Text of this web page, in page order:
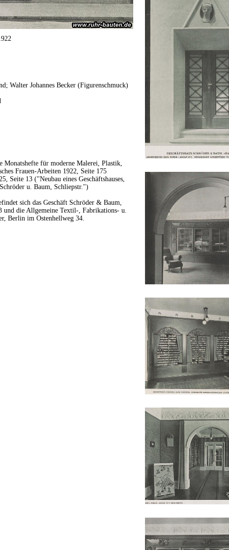
Walter Johannes Becker (Figurenschmuck)
Monatshefte für moderne Malerei, Plastik,
Frauen-Arbeiten 1922, Seite 175
Seite 13 ("Neubau eines Geschäftshauses,
u. Baum, Schliepstr.")
sich das Geschäft Schröder & Baum,
und die Allgemeine Textil-, Fabrikations- u.
Berlin im Ostenhellweg 34.